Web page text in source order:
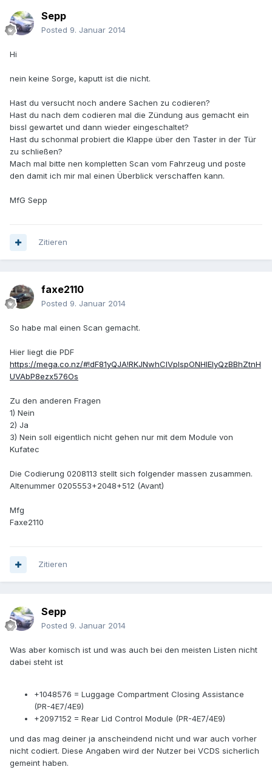
Sepp
Posted 9. Januar 2014
Hi
nein keine Sorge, kaputt ist die nicht.
Hast du versucht noch andere Sachen zu codieren?
Hast du nach dem codieren mal die Zündung aus gemacht ein
bissl gewartet und dann wieder eingeschaltet?
Hast du schonmal probiert die Klappe über den Taster in der Tür
zu schließen?
Mach mal bitte nen kompletten Scan vom Fahrzeug und poste
den damit ich mir mal einen Überblick verschaffen kann.
MfG Sepp
Zitieren
faxe2110
Posted 9. Januar 2014
So habe mal einen Scan gemacht.
Hier liegt die PDF
https://mega.co.nz/#!dF81yQJA!RKJNwhClVpIspONHIElyQzBBhZtnH
UVAbP8ezx576Os
Zu den anderen Fragen
1) Nein
2) Ja
3) Nein soll eigentlich nicht gehen nur mit dem Module von
Kufatec
Die Codierung 0208113 stellt sich folgender massen zusammen.
Altenummer 0205553+2048+512 (Avant)
Mfg
Faxe2110
Zitieren
Sepp
Posted 9. Januar 2014
Was aber komisch ist und was auch bei den meisten Listen nicht
dabei steht ist
+1048576 = Luggage Compartment Closing Assistance
(PR-4E7/4E9)
+2097152 = Rear Lid Control Module (PR-4E7/4E9)
und das mag deiner ja anscheindend nicht und war auch vorher
nicht codiert. Diese Angaben wird der Nutzer bei VCDS sicherlich
gemeint haben.